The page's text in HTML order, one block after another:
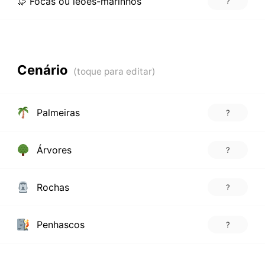
Cenário
Palmeiras ?
Árvores ?
Rochas ?
Penhascos ?